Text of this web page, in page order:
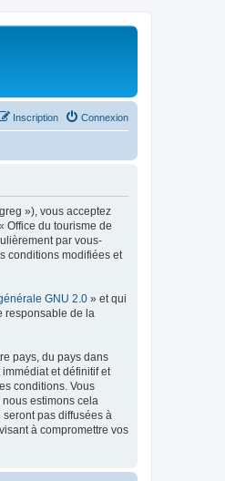
Connexion
Inscription
»), vous acceptez
Office du tourisme de
par vous-
conditions modifiées et
GNU 2.0 » et qui
responsable de la
pays, du pays dans
et définitif et
conditions. Vous
estimons cela
pas diffusées à
à compromettre vos